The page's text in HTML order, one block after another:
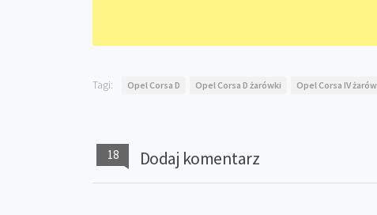
Tagi: Opel Corsa D Opel Corsa D żarówki Opel Corsa IV
18 Dodaj komentarz